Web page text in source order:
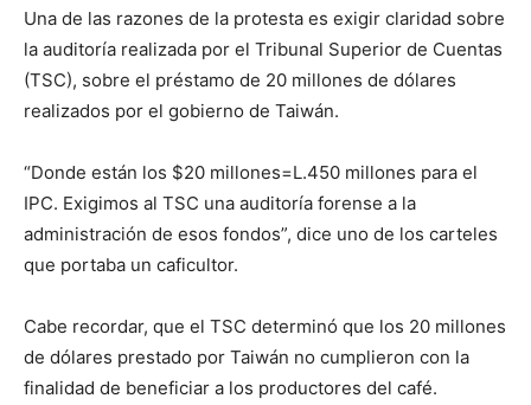
Una de las razones de la protesta es exigir claridad sobre
la auditoría realizada por el Tribunal Superior de Cuentas
(TSC), sobre el préstamo de 20 millones de dólares
realizados por el gobierno de Taiwán.
“Donde están los $20 millones=L.450 millones para el
IPC. Exigimos al TSC una auditoría forense a la
administración de esos fondos”, dice uno de los carteles
que portaba un caficultor.
Cabe recordar, que el TSC determinó que los 20 millones
de dólares prestado por Taiwán no cumplieron con la
finalidad de beneficiar a los productores del café.